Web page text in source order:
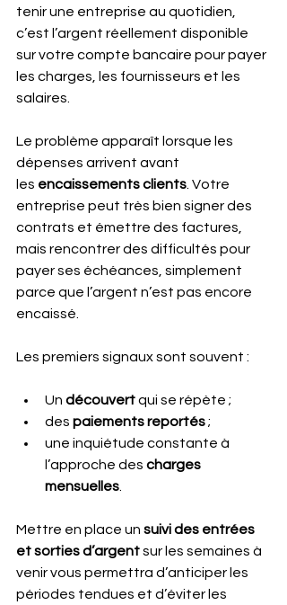
tenir une entreprise au quotidien,
c’est l’argent réellement disponible
sur votre compte bancaire pour payer
les charges, les fournisseurs et les
salaires.
Le problème apparaît lorsque les
dépenses arrivent avant
les encaissements clients . Votre
entreprise peut très bien signer des
contrats et émettre des factures,
mais rencontrer des difficultés pour
payer ses échéances, simplement
parce que l’argent n’est pas encore
encaissé.
Les premiers signaux sont souvent :
Un découvert qui se répète ;
des paiements reportés ;
une inquiétude constante à
l’approche des charges
mensuelles
Mettre en place un suivi des entrées
et sorties d’argent sur les semaines à
venir vous permettra d’anticiper les
périodes tendues et d’éviter les